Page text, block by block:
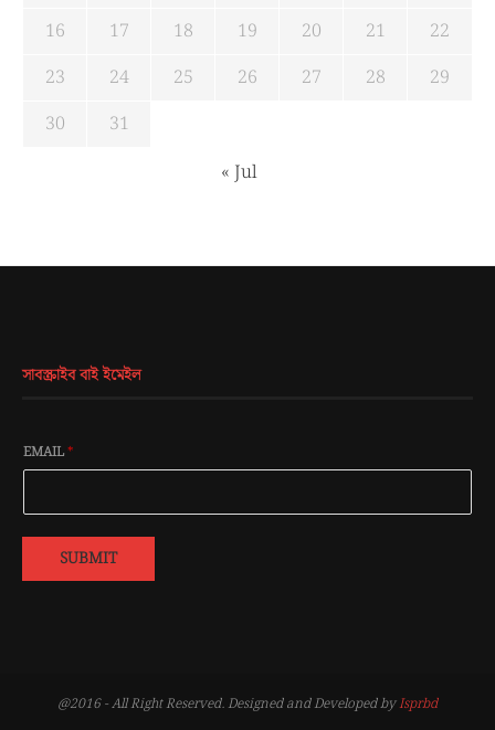
16
17 18 19 20 21
22
23
24 25 26 27 28
29
30
31
« Jul
সাবস্ক্রাইব বাই ইমেইল
EMAIL*
SUBMIT
@2016 - All Right Reserved. Designed and Developed byIsprbd